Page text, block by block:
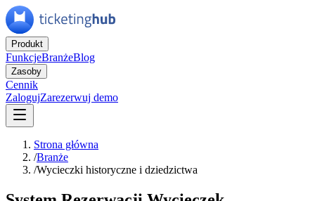
Produkt
FunkcjeBranżeBlog
Zasoby
Cennik
ZalogujZarezerwuj demo
Strona główna
/Branże
/Wycieczki historyczne i dziedzictwa